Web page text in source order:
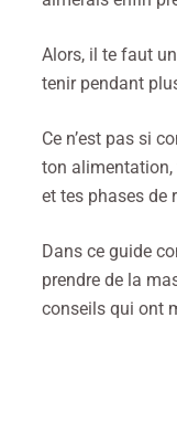
Alors, il te faut
tenir pendant
Ce n’est pas si
ton
et tes phases de
Dans ce guide
prendre de la
conseils qui ont